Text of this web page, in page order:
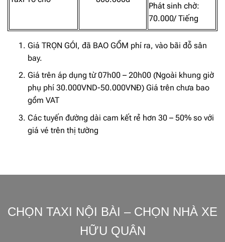
Phát sinh chờ:
70.000/ Tiếng
Giá TRỌN GÓI, đã BAO GỒM phí ra, vào bãi đỗ sân
bay.
Giá trên áp dụng từ 07h00 – 20h00 (Ngoài khung giờ
phụ phí 30.000VND-50.000VNĐ) Giá trên chưa bao
gồm VAT
Các tuyến đường dài cam kết rẻ hơn 30 – 50% so với
giá vé trên thị tường
CHỌN TAXI NỘI BÀI – CHỌN NHÀ XE
HỮU QUÂN